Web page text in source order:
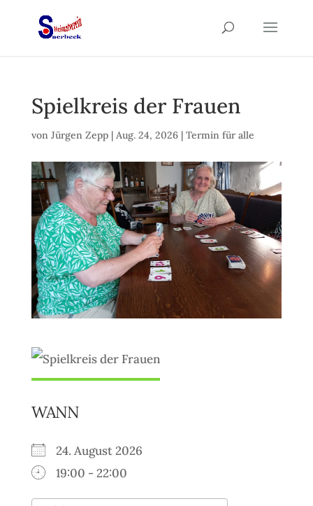
Spielkreis der Frauen
von Jürgen Zepp| Aug. 24, 2026| Termin für alle
WANN
24. August 2026
19:00 - 22:00